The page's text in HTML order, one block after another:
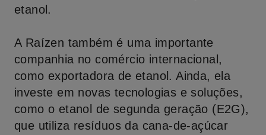
etanol.
A Raízen também é uma importante
companhia no comércio internacional,
como exportadora de etanol. Ainda, ela
investe em novas tecnologias e soluções,
como o etanol de segunda geração (E2G),
que utiliza resíduos da cana-de-açúcar